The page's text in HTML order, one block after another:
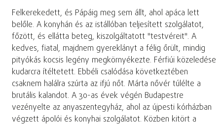
Felkerekedett, és Pápáig meg sem állt, ahol apáca lett
belőle. A konyhán és az istállóban teljesített szolgálatot,
főzött, és ellátta beteg, kiszolgáltatott "testvéreit". A
kedves, fiatal, majdnem gyereklányt a félig őrült, mindig
pityókás kocsis legény megkörnyékezte. Férfiúi közeledése
kudarcra ítéltetett. Ebbéli csalódása következtében
csaknem halálra szúrta az ifjú nőt. Márta nővér túlélte a
brutális kalandot. A 30-as évek végén Budapestre
vezényelte az anyaszentegyház, ahol az újpesti kórházban
végzett ápolói és konyhai szolgálatot. Közben kitört a